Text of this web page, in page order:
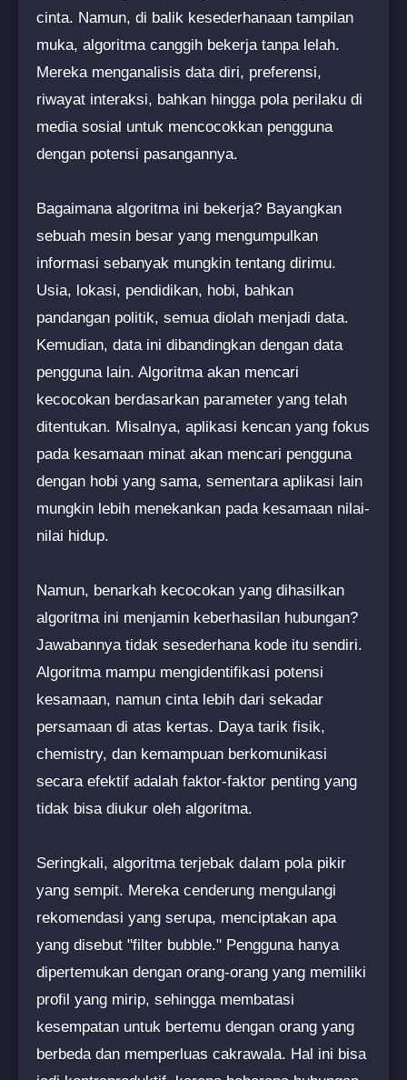
cinta. Namun, di balik kesederhanaan tampilan
muka, algoritma canggih bekerja tanpa lelah.
Mereka menganalisis data diri, preferensi,
riwayat interaksi, bahkan hingga pola perilaku di
media sosial untuk mencocokkan pengguna
dengan potensi pasangannya.
Bagaimana algoritma ini bekerja? Bayangkan
sebuah mesin besar yang mengumpulkan
informasi sebanyak mungkin tentang dirimu.
Usia, lokasi, pendidikan, hobi, bahkan
pandangan politik, semua diolah menjadi data.
Kemudian, data ini dibandingkan dengan data
pengguna lain. Algoritma akan mencari
kecocokan berdasarkan parameter yang telah
ditentukan. Misalnya, aplikasi kencan yang fokus
pada kesamaan minat akan mencari pengguna
dengan hobi yang sama, sementara aplikasi lain
mungkin lebih menekankan pada kesamaan nilai-
nilai hidup.
Namun, benarkah kecocokan yang dihasilkan
algoritma ini menjamin keberhasilan hubungan?
Jawabannya tidak sesederhana kode itu sendiri.
Algoritma mampu mengidentifikasi potensi
kesamaan, namun cinta lebih dari sekadar
persamaan di atas kertas. Daya tarik fisik,
chemistry, dan kemampuan berkomunikasi
secara efektif adalah faktor-faktor penting yang
tidak bisa diukur oleh algoritma.
Seringkali, algoritma terjebak dalam pola pikir
yang sempit. Mereka cenderung mengulangi
rekomendasi yang serupa, menciptakan apa
yang disebut "filter bubble." Pengguna hanya
dipertemukan dengan orang-orang yang memiliki
profil yang mirip, sehingga membatasi
kesempatan untuk bertemu dengan orang yang
berbeda dan memperluas cakrawala. Hal ini bisa